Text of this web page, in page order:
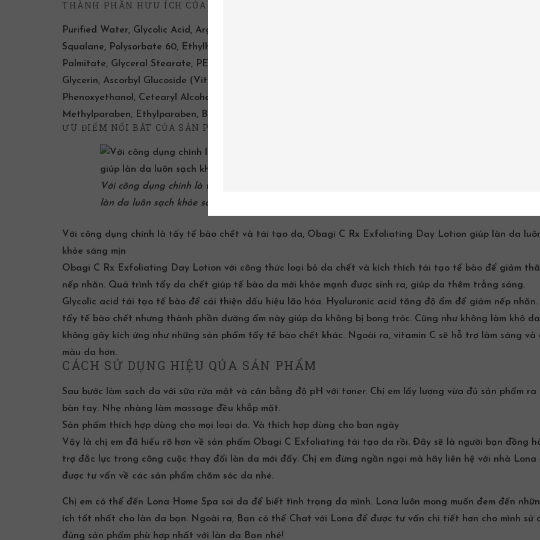
THÀNH PHẦN HƯU ÍCH CỦA OBAGI C EXFOLIATING TÁI TẠO DA
Purified Water, Glycolic Acid, Arginine, Hydroxyethyl Acrylate/Sodium Acryloyldimethyl Taurate Copolymer,
Squalane, Polysorbate 60, Ethylhexyl Palmiated, Ethylhexyl Stearate, Caprylic/
Palmitate, Glyceral Stearate, PEG-100 Stearate, PEG 8 Dimethicone, Peg-8, Ricinoleate, Sodium Hydroxide,
Glycerin, Ascorbyl Glucoside (Vitamin C),
Phenoxyethanol, Cetearyl Alcohol, Ceteareth-20, Dimethicone, Steareth-2, Tetrasodium EDTA, Bisabolol,
Methylparaben, Ethylparaben, Butylparaben, Propylparaben, Isobutylparaben, Fragrance.
ƯU ĐIỂM NỔI BÂT CỦA SẢN PHẨM
Với công dụng chính là tẩy tế bào chết
làn da luôn sạch khỏe sáng mịn
Với công dụng chính là tẩy tế bào chết và tái tạo da, Obagi C Rx Exfoliating Day Lotion giúp làn da
khỏe sáng mịn
Obagi C Rx Exfoliating Day Lotion với công thức loại bỏ da chết và kích thích tái tạo tế bào để giảm
nếp nhăn. Quá trình tẩy da chết giúp tế bào da mới khỏe mạnh được sinh ra, giúp da thêm trắng sáng.
Glycolic acid tái tạo tế bào để cải thiện dấu hiệu lão hóa. Hyaluronic acid tăng độ ẩm để giảm nếp nhăn.
tẩy tế bào chết nhưng thành phần dưỡng ẩm này giúp da không bị bong tróc. Cũng như không làm khô
không gây kích ứng như những sản phẩm tẩy tế bào chết khác. Ngoài ra, vitamin C sẽ hỗ trợ làm sáng và
màu da hơn.
CÁCH SỬ DỤNG HIỆU QỦA SẢN PHẨM
Sau bước làm sạch da với sữa rửa mặt và cân bằng độ pH với toner. Chị em lấy lượng vừa đủ sản phẩm ra
bàn tay. Nhẹ nhàng làm massage đều khắp mặt.
Sản phẩm thích hợp dùng cho mọi loại da. Và thích hợp dùng cho ban ngày
Vậy là chị em đã hiểu rõ hơn về sản phẩm Obagi C Exfoliating tái tạo da rồi. Đây sẽ là người bạn đồng
trợ đắc lực trong công cuộc thay đổi làn da mới đấy. Chị em đừng ngần ngại mà hãy liên hệ với nhà Lona
được tư vấn về các sản phẩm chăm sóc da nhé.
Chị em có thể đến Lona Home Spa soi da để biết tình trạng da mình. Lona luôn mong muốn đem đến
ích tốt nhất cho làn da bạn. Ngoài ra, Bạn có thể Chat với Lona để được tư vấn chi tiết hơn cho mình sử
đúng sản phẩm phù hợp nhất với làn da Bạn nhé!